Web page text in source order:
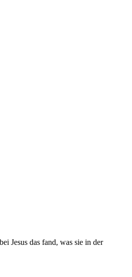
Jesus das fand, was sie in der